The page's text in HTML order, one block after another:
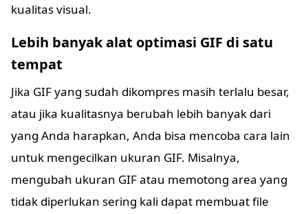
kualitas visual.
Lebih banyak alat optimasi GIF di satu
tempat
Jika GIF yang sudah dikompres masih terlalu besar,
atau jika kualitasnya berubah lebih banyak dari
yang Anda harapkan, Anda bisa mencoba cara lain
untuk mengecilkan ukuran GIF. Misalnya,
mengubah ukuran GIF atau memotong area yang
tidak diperlukan sering kali dapat membuat file